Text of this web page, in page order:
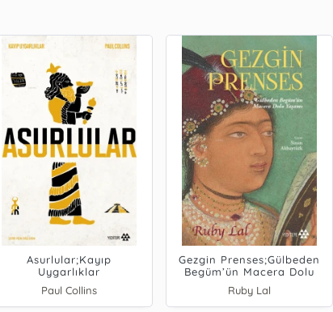
Asurlular;Kayıp
Uygarlıklar
Paul Collins
Gezgin Prenses;Gülbeden
Begüm’ün Macera Dolu
Yaşamı
Ruby Lal